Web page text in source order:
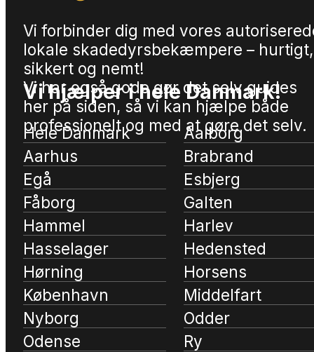
Vi forbinder dig med vores
lokale skadedyrsbekæmpere – hurtigt,
sikkert og nemt!
Vi har også gode gør det selv guides
her på siden, så vi kan hjælpe både
professionelt og med at gøre det selv.
Vi hjælper i hele Danmark!
Hele Danmark
Aalborg
Aarhus
Brabrand
Egå
Esbjerg
Fåborg
Galten
Hammel
Harlev
Hasselager
Hedensted
Hørning
Horsens
København
Middelfart
Nyborg
Odder
Odense
Ry